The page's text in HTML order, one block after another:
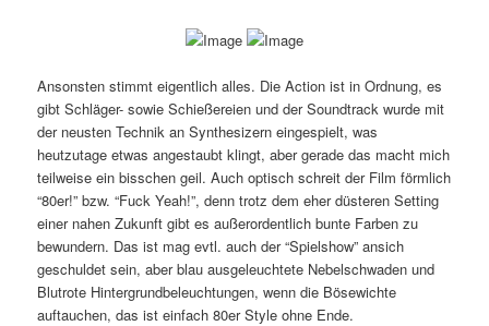
Ansonsten stimmt eigentlich alles. Die Action ist in Ordnung, es
gibt Schläger- sowie Schießereien und der Soundtrack wurde mit
der neusten Technik an Synthesizern eingespielt, was
heutzutage etwas angestaubt klingt, aber gerade das macht mich
teilweise ein bisschen geil. Auch optisch schreit der Film förmlich
“80er!” bzw. “Fuck Yeah!”, denn trotz dem eher düsteren Setting
einer nahen Zukunft gibt es außerordentlich bunte Farben zu
bewundern. Das ist mag evtl. auch der “Spielshow” ansich
geschuldet sein, aber blau ausgeleuchtete Nebelschwaden und
Blutrote Hintergrundbeleuchtungen, wenn die Bösewichte
auftauchen, das ist einfach 80er Style ohne Ende.